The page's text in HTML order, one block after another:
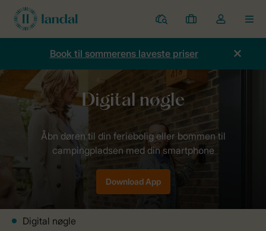
Parker
Mine
bookinger
Toggle
the
dropdown
Book til sommerens laveste priser
Landal App Digital nøgle
Download App
Digital nøgle